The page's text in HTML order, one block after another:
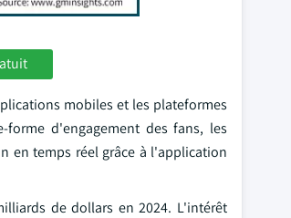
mobiles et les plateformes
d'engagement des fans, les
en temps réel grâce à l'application
de dollars en 2024. L'intérêt